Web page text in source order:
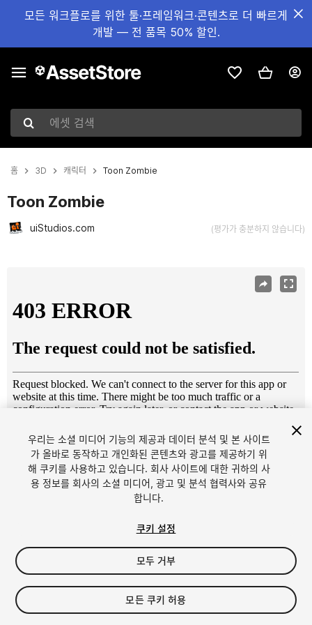
모든 워크플로를 위한 툴·프레임워크·콘텐츠로 더 빠르게
개발 — 전 품목 50% 할인.
에셋 검색
홈 3D 캐릭터 Toon Zombie
Toon Zombie
uiStudios.com (평가가 충분하지 않습니다)
1/8
$10
세금/부가세는 결제 시 반영됩니다.
우리는 소셜 미디어 기능의 제공과 데이터 분석 및 본 사이트
가 올바로 동작하고 개인화된 콘텐츠와 광고를 제공하기 위
해 쿠키를 사용하고 있습니다. 회사 사이트에 대한 귀하의 사
용 정보를 회사의 소셜 미디어, 광고 및 분석 협력사와 공유
합니다.
쿠키 설정
모두 거부
모든 쿠키 허용